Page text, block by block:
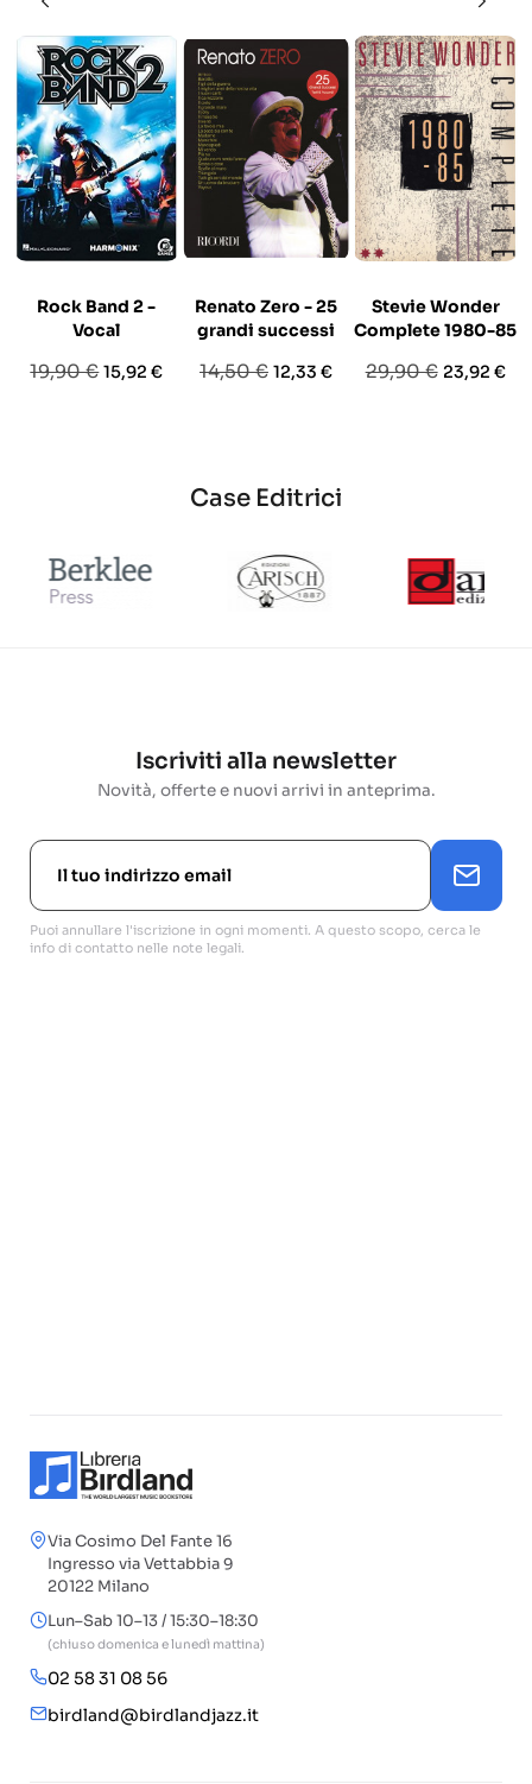
Rock Band 2 -
Vocal
Prezzo
19,90 €Prezzo
15,92 €
Renato Zero - 25
grandi successi
Prezzo
14,50 € Prezzo
12,33 €
Stevie Wonder
Complete 1980-85
Prezzo
29,90 € Prezzo
23,92 €
Case Editrici
Iscriviti alla newsletter
Novità, offerte e nuovi arrivi in anteprima.
Puoi annullare l'iscrizione in ogni momenti. A questo scopo, cerca le
info di contatto nelle note legali.
Via Cosimo Del Fante 16
Ingresso via Vettabbia 9
20122 Milano
Lun–Sab 10–13 / 15:30–18:30
(chiuso domenica e lunedì mattina)
02 58 31 08 56
birdland@birdlandjazz.it